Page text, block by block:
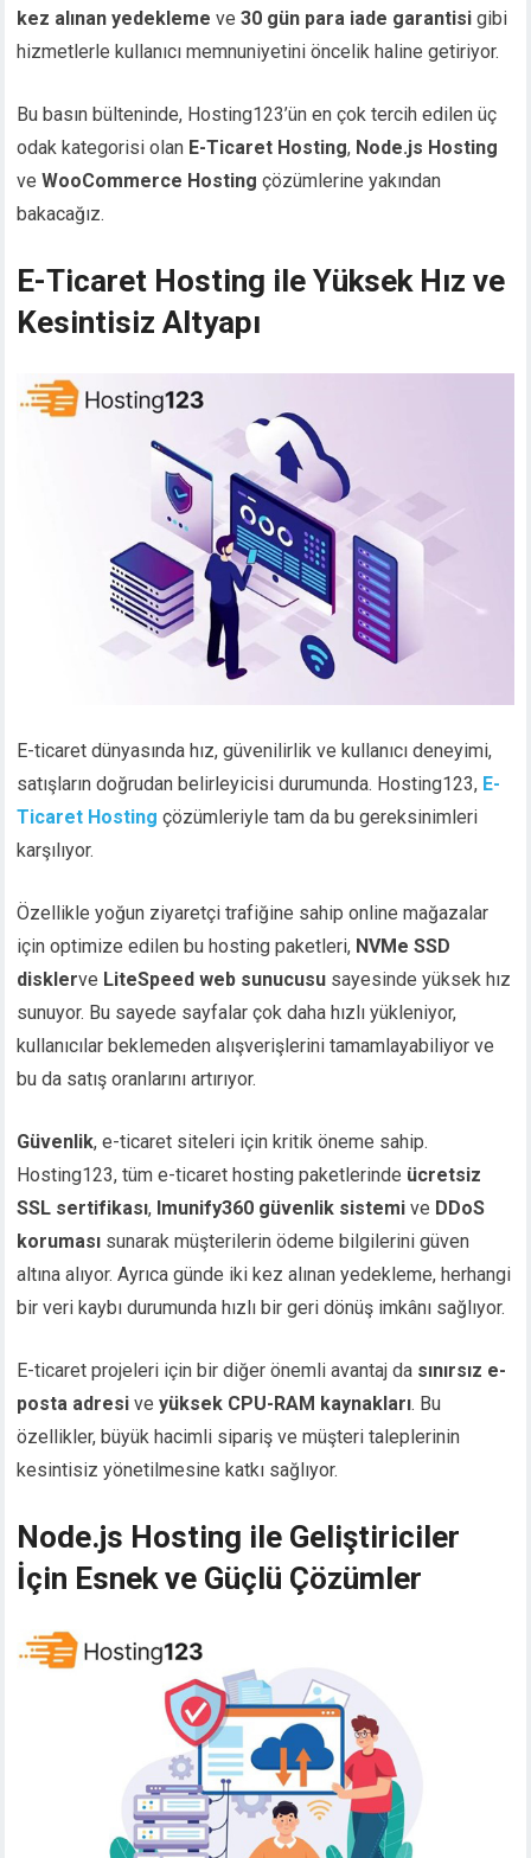
kez alınan yedekleme ve30 gün para iade garantisi gibi
hizmetlerle kullanıcı memnuniyetini öncelik haline getiriyor.
Bu basın bülteninde, Hosting123’ün en çok tercih edilen üç
odak kategorisi olan E-Ticaret Hosting, Node.js Hosting
veWooCommerce Hosting çözümlerine yakından
bakacağız.
E-Ticaret Hosting ile Yüksek Hız ve
Kesintisiz Altyapı
E-ticaret dünyasında hız, güvenilirlik ve kullanıcı deneyimi,
satışların doğrudan belirleyicisi durumunda. Hosting123, E-
Ticaret Hosting çözümleriyle tam da bu gereksinimleri
karşılıyor.
Özellikle yoğun ziyaretçi trafiğine sahip online mağazalar
için optimize edilen bu hosting paketleri, NVMe SSD
disklerve LiteSpeed web sunucusu sayesinde yüksek hız
sunuyor. Bu sayede sayfalar çok daha hızlı yükleniyor,
kullanıcılar beklemeden alışverişlerini tamamlayabiliyor ve
bu da satış oranlarını artırıyor.
Güvenlik, e-ticaret siteleri için kritik öneme sahip.
Hosting123, tüm e-ticaret hosting paketlerinde ücretsiz
SSL sertifikası, Imunify360 güvenlik sistemi ve DDoS
koruması sunarak müşterilerin ödeme bilgilerini güven
altına alıyor. Ayrıca günde iki kez alınan yedekleme, herhangi
bir veri kaybı durumunda hızlı bir geri dönüş imkânı sağlıyor.
E-ticaret projeleri için bir diğer önemli avantaj da sınırsız e-
posta adresi veyüksek CPU-RAM kaynakları. Bu
özellikler, büyük hacimli sipariş ve müşteri taleplerinin
kesintisiz yönetilmesine katkı sağlıyor.
Node.js Hosting ile Geliştiriciler
İçin Esnek ve Güçlü Çözümler